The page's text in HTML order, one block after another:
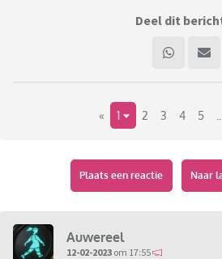
Deel dit
« 1 2 3 4 5
Plaats een reactie Naar
Auwereel
12-02-2023 om 17:55